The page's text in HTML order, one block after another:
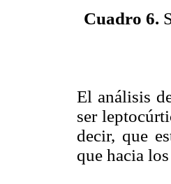
Cuadro 6.
El análisis
ser
decir, que
que hacia